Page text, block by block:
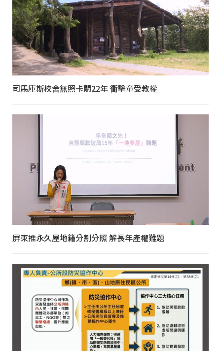
司馬庫斯校舍無照卡關22年 衝擊童受教權
屏東推永久屋地籍分割分照 解長年產權難題